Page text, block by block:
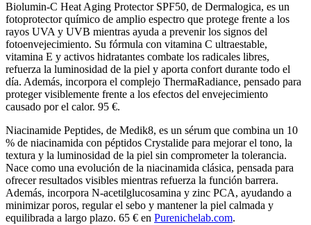
Biolumin-C Heat Aging Protector SPF50, de Dermalogica, es un
fotoprotector químico de amplio espectro que protege frente a los
rayos UVA y UVB mientras ayuda a prevenir los signos del
fotoenvejecimiento. Su fórmula con vitamina C ultraestable,
vitamina E y activos hidratantes combate los radicales libres,
refuerza la luminosidad de la piel y aporta confort durante todo el
día. Además, incorpora el complejo ThermaRadiance, pensado para
proteger visiblemente frente a los efectos del envejecimiento
causado por el calor. 95 €.
Niacinamide Peptides, de Medik8, es un sérum que combina un 10
% de niacinamida con péptidos Crystalide para mejorar el tono, la
textura y la luminosidad de la piel sin comprometer la tolerancia.
Nace como una evolución de la niacinamida clásica, pensada para
ofrecer resultados visibles mientras refuerza la función barrera.
Además, incorpora N-acetilglucosamina y zinc PCA, ayudando a
minimizar poros, regular el sebo y mantener la piel calmada y
equilibrada a largo plazo. 65 € en Purenichelab.com.